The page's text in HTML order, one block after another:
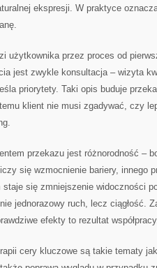
ekspresji. W praktyce
użytkownika przez proces od
jest zwykle konsultacja – wizyta
priorytety. Taki opis buduje
klient nie musi zgadywać, czy
przekazu jest różnorodność –
się wzmocnienie bariery, innego
się zmniejszenie widoczności
jednorazowy ruch, lecz ciągłość.
efekty to rezultat
cery kluczowe są takie tematy